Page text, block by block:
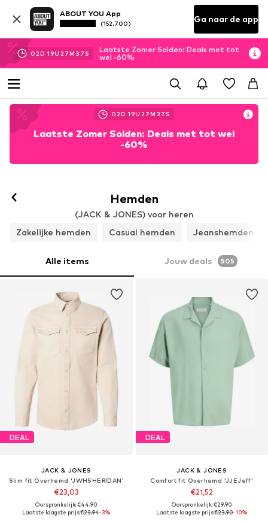
ABOUT YOU App
(152.700) Ga naar de app
02D 19U 27M 33 S
Laatste Zomer Solden: Deals met tot
wel -60%
02D 19U 27M 33 S
Laatste Zomer Solden: Deals met tot wel
-60%
Hemden
(JACK & JONES) voor heren
Zakelijke hemden
Casual hemden Jeanshemden
Alle items Jouw deals 505
DEAL
JACK & JONES
Slim fit Overhemd 'JWHSHERIDAN'
€23,03
Oorspronkelijk: €44,90
Laatste laagste prijs:€23,94-3%
DEAL
JACK & JONES
Comfort fit Overhemd 'JJEJeff'
€21,52
Oorspronkelijk: €29,90
Laatste laagste prijs:€23,90-10%